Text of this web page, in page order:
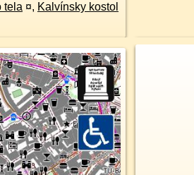
tela ¤, Kalvínsky kostol